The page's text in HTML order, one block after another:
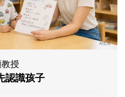
授
認識孩子